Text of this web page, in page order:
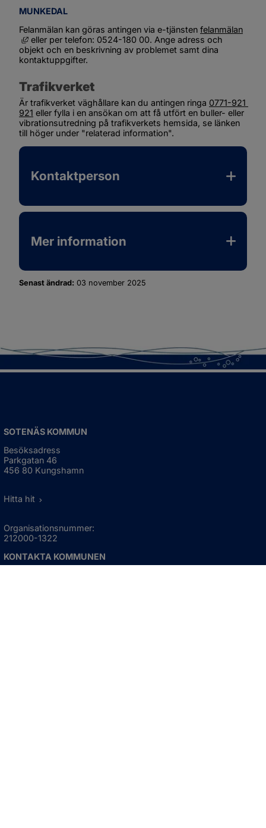
MUNKEDAL
Felanmälan kan göras antingen via e-tjänsten felanmälan
Länk till annan webbplats, öppnas i nytt fönster.
eller per telefon: 0524-180 00. Ange adress och
objekt och en beskrivning av problemet samt dina
kontaktuppgifter.
Trafikverket
Är trafikverket väghållare kan du antingen ringa 0771-921
921 eller fylla i en ansökan om att få utfört en buller- eller
vibrationsutredning på trafikverkets hemsida, se länken
till höger under "relaterad information".
Kontaktperson
Mer information
Senast ändrad: 03 november 2025
SOTENÄS KOMMUN
Besöksadress
Parkgatan 46
456 80 Kungshamn
Hitta hit
Organisationsnummer:
212000-1322
KONTAKTA KOMMUNEN